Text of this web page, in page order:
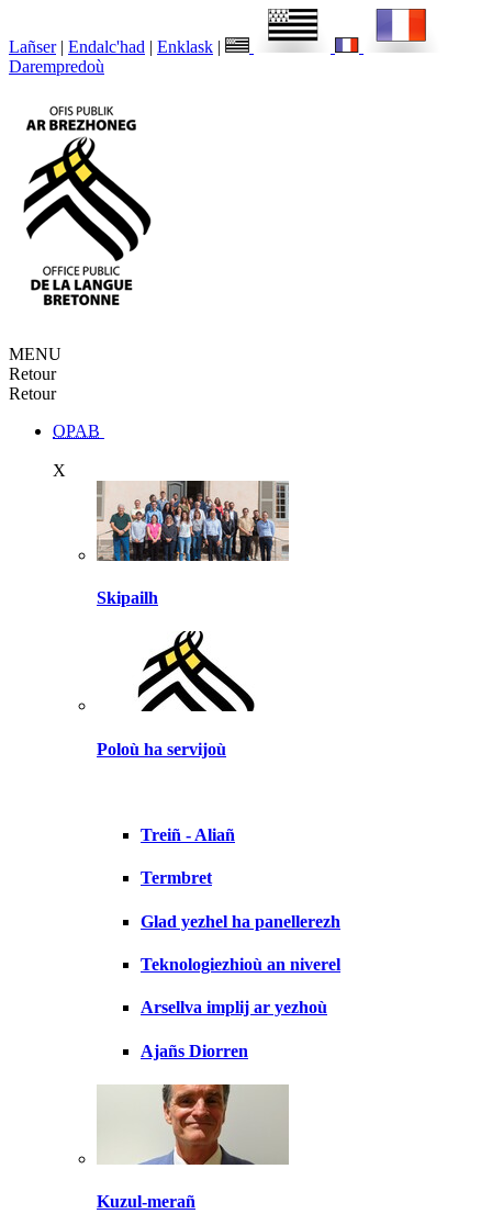
Lañser | Endalc'had | Enklask |
Darempredoù
MENU
Retour
Retour
OPAB
X
Skipailh
Poloù ha servijoù
Treiñ - Aliañ
Termbret
Glad yezhel ha panellerezh
Teknologiezhioù an niverel
Arsellva implij ar yezhoù
Ajañs Diorren
Kuzul-merañ